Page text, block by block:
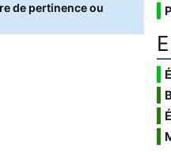
de pertinence ou